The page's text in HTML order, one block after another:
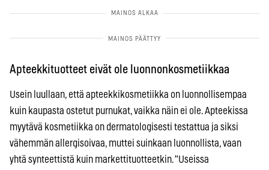
Apteekkituotteet eivät ole luonnonkosmetiikkaa
Usein luullaan, että apteekkikosmetiikka on luonnollisempaa
kuin kaupasta ostetut purnukat, vaikka näin ei ole. Apteekissa
myytävä kosmetiikka on dermatologisesti testattua ja siksi
vähemmän allergisoivaa, muttei suinkaan luonnollista, vaan
yhtä synteettistä kuin markettituotteetkin. “Useissa